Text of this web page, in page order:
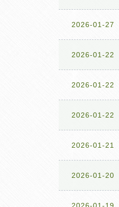
2026-01-27
2026-01-22
2026-01-22
2026-01-22
2026-01-21
2026-01-20